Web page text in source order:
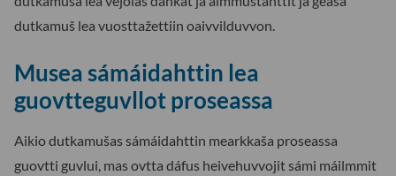
dutkamuš lea vuosttažettiin oaivvilduvvon.
Musea sámáidahttin lea
guovtteguvllot proseassa
Aikio dutkamušas sámáidahttin mearkkaša proseassa
guovtti guvlui, mas ovtta dáfus heivehuvvojit sámi máilmmit